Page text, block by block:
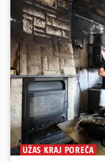
UŽAS KRAJ POREČA